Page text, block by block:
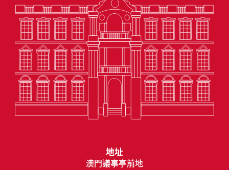
地址
澳門議事亭前地